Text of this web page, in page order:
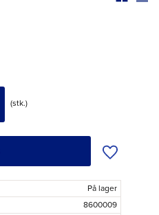
stk.
Tilføj til
På lager
8600009